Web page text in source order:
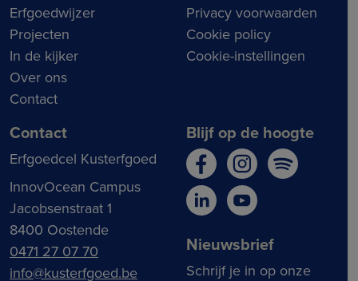
Erfgoedwijzer
Projecten
In de kijker
Over ons
Contact
Privacy voorwaarden
Cookie policy
Cookie-instellingen
Contact
Erfgoedcel Kusterfgoed
InnovOcean Campus
Jacobsenstraat 1
8400 Oostende
0471 27 07 70
info@kusterfgoed.be
Blijf op de hoogte
Nieuwsbrief
Schrijf je in op onze